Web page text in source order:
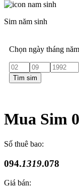
Sim năm sinh
Chọn ngày tháng
Tìm sim
Mua Sim
Số thuê bao:
094.1319.078
Giá bán: